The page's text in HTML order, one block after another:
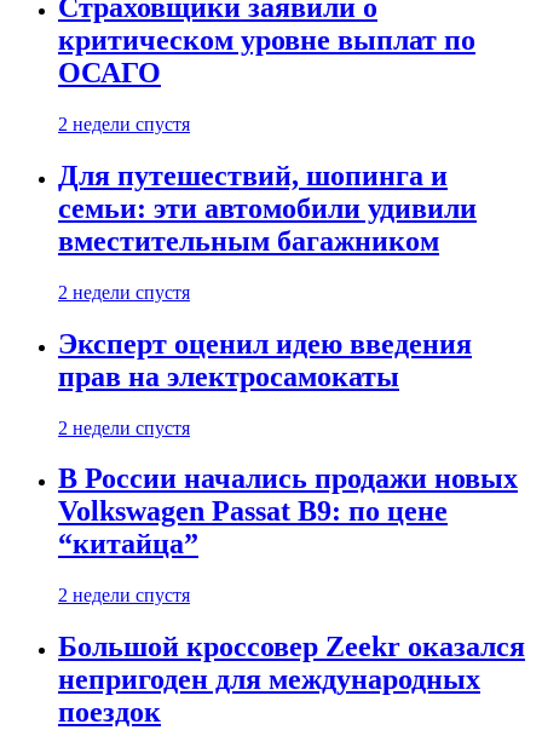
Страховщики заявили о
критическом уровне выплат по
ОСАГО
2 недели спустя
Для путешествий, шопинга и
семьи: эти автомобили удивили
вместительным багажником
2 недели спустя
Эксперт оценил идею введения
прав на электросамокаты
2 недели спустя
В России начались продажи новых
Volkswagen Passat B9: по цене
“китайца”
2 недели спустя
Большой кроссовер Zeekr оказался
непригоден для международных
поездок